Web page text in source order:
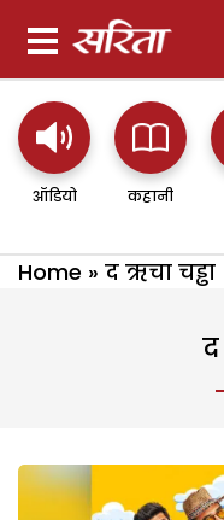
ऑडियो कहानी
Home » द ऋचा चड्ढा